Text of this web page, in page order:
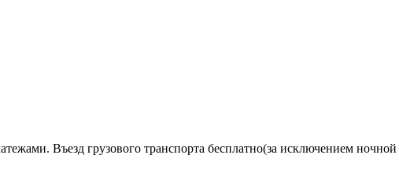
Въезд грузового транспорта бесплатно(за исключением ночной